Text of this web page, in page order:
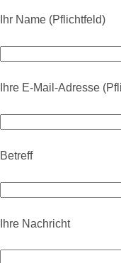
Ihr Name (Pflichtfeld)
Ihre E-Mail-Adresse
Betreff
Ihre Nachricht